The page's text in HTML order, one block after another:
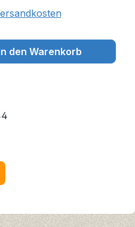
den
den Warenkorb